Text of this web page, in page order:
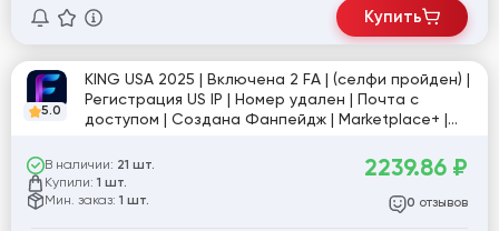
Купить
5.0
KING USA 2025 | Включена 2 FA | (селфи пройден) |
Регистрация US IP | Номер удален | Почта с
доступом | Создана Фанпейдж | Marketplace+ |
UserAgent | Token EAAB
В наличии: 21 шт.
Купили: 1 шт.
Мин. заказ: 1 шт.
2239.86 ₽
0 отзывов